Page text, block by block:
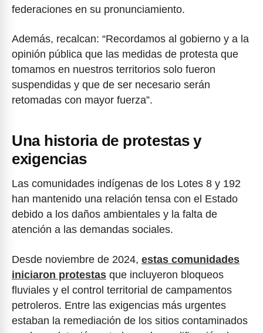
federaciones en su pronunciamiento.
Además, recalcan: “Recordamos al gobierno y a la
opinión pública que las medidas de protesta que
tomamos en nuestros territorios solo fueron
suspendidas y que de ser necesario serán
retomadas con mayor fuerza”.
Una historia de protestas y
exigencias
Las comunidades indígenas de los Lotes 8 y 192
han mantenido una relación tensa con el Estado
debido a los daños ambientales y la falta de
atención a las demandas sociales.
Desde noviembre de 2024, estas comunidades
iniciaron protestas que incluyeron bloqueos
fluviales y el control territorial de campamentos
petroleros. Entre las exigencias más urgentes
estaban la remediación de los sitios contaminados